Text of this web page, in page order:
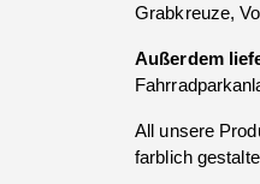
Grabkreuze,
Außerdem
All unsere
farblich